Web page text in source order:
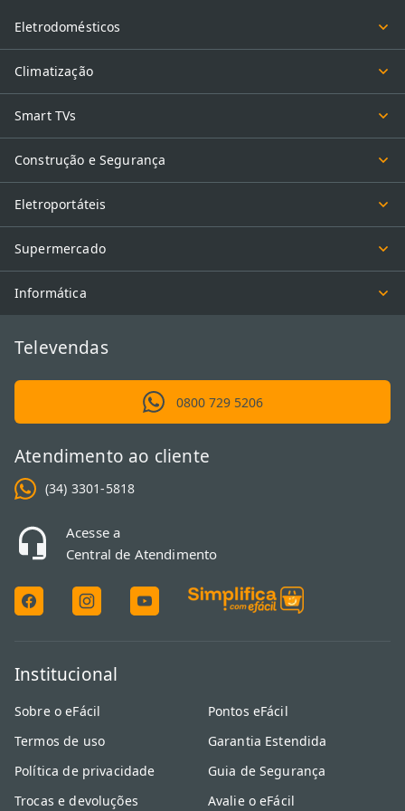
produtividade da sua empresa, especialmente se você utiliza uma
usuários simultaneamente.
para o negócio
As etiquetas para rotuladoras tornam o dia a dia muito mais
organizado, facilitando a identificação imediata de caixas, pastas e
arquivos importantes. Padronizar a sinalização em seu estoque ou
escritório com suprimentos de qualidade ajuda a manter tudo em
ordem, economizando tempo precioso na busca por documentos
Além disso, as fitas matriciais continuam sendo indispensáveis em
notas fiscais. Encontrar itens certificados no eFácil
sua operação não pare por falta de insumos
produtiva.
Eletrodomésticos
Climatização
Smart TVs
Construção e Segurança
Eletroportáteis
Supermercado
Informática
Televendas
0800 729 5206
Atendimento ao cliente
(34) 3301-5818
Acesse a
Central de Atendimento
Institucional
Sobre o eFácil
Termos de uso
Política de privacidade
Trocas e devoluções
Pontos eFácil
Garantia Estendida
Guia de Segurança
Avalie o eFácil